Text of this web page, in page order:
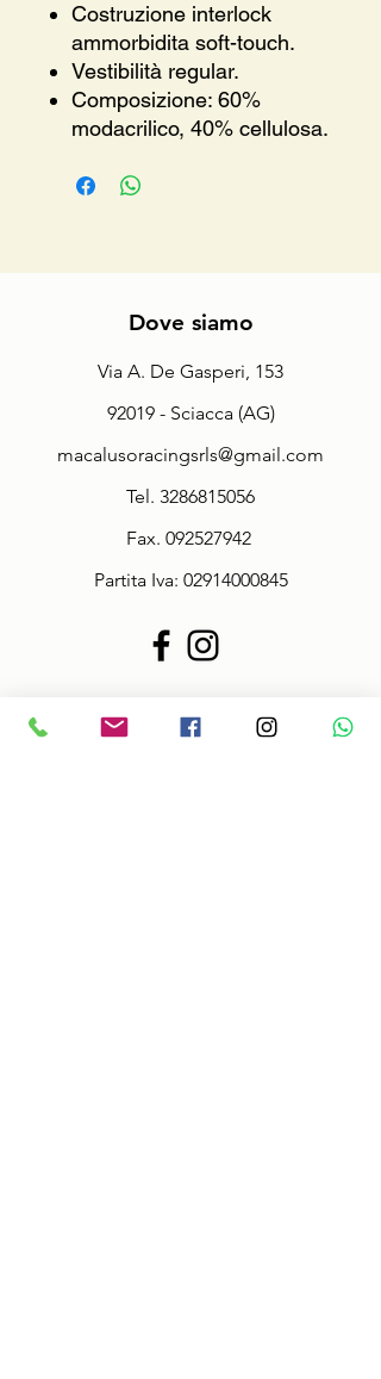
Costruzione interlock
ammorbidita soft-touch.
Vestibilità regular.
Composizione: 60%
modacrilico, 40% cellulosa.
Dove siamo
Via A. De Gasperi, 153
92019 - Sciacca (AG)
macalusoracingsrls@gmail.com
Tel. 3286815056
Fax. 092527942
Partita Iva: 02914000845
Policy